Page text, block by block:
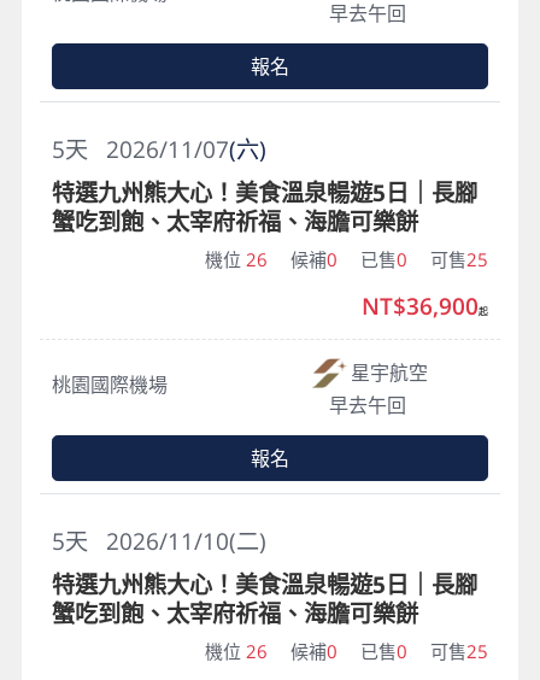
早去午回
報名
2026/11/07(六)
5天
特選九州熊大心！美食溫泉暢遊5日｜長腳
蟹吃到飽、太宰府祈福、海膽可樂餅
機位 26 候補0 已售0 可售25
桃園國際機場
星宇航空
早去午回
NT$36,900起
報名
2026/11/10(二)
5天
特選九州熊大心！美食溫泉暢遊5日｜長腳
蟹吃到飽、太宰府祈福、海膽可樂餅
機位 26 候補0 已售0 可售25